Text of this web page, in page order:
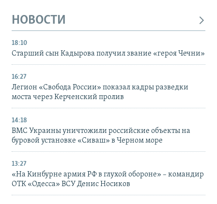
НОВОСТИ
18:10
Старший сын Кадырова получил звание «героя Чечни»
16:27
Легион «Свобода России» показал кадры разведки
моста через Керченский пролив
14:18
ВМС Украины уничтожили российские объекты на
буровой установке «Сиваш» в Черном море
13:27
«На Кинбурне армия РФ в глухой обороне» – командир
ОТК «Одесса» ВСУ Денис Носиков